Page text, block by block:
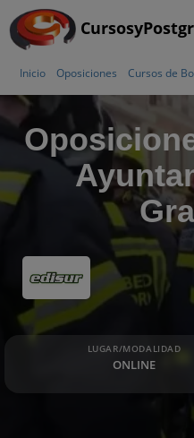
Inicio Oposiciones Cursos de
LUGAR/MODALIDAD
ONLINE